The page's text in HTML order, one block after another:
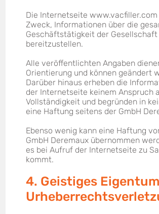
Die Internetseite
Zweck, Informationen über die
Geschäftstätigkeit der Gesellschaft
bereitzustellen.
Alle veröffentlichten Angaben
Orientierung und können geändert
Darüber hinaus erheben die
der Internetseite keinem Anspruch
Vollständigkeit und begründen in
eine Haftung seitens der GmbH
Ebenso wenig kann eine Haftung
GmbH Deremaux übernommen
es bei Aufruf der Internetseite zu
kommt.
4. Geistiges